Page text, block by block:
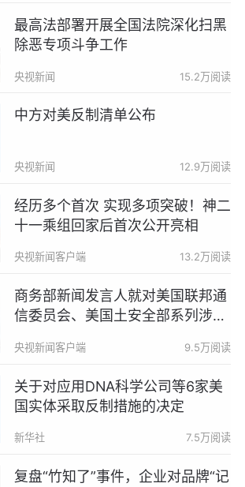
最高法部署开展全国法院深化扫黑
除恶专项斗争工作
央视新闻 15.2万阅读
中方对美反制清单公布
央视新闻 12.9万阅读
经历多个首次 实现多项突破！神二
十一乘组回家后首次公开亮相
央视新闻客户端 13.2万阅读
商务部新闻发言人就对美国联邦通
信委员会、美国土安全部系列涉华
央视新闻客户端 9.5万阅读
关于对应用DNA科学公司等6家美
国实体采取反制措施的决定
新华社 7.5万阅读
复盘“竹知了”事件，企业对品牌“记